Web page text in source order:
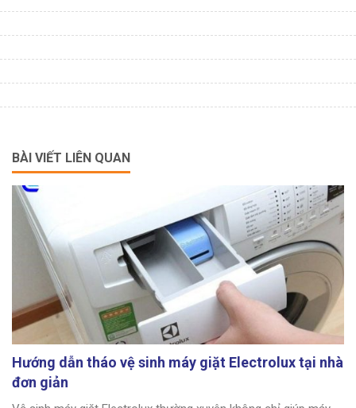
BÀI VIẾT LIÊN QUAN
Hướng dẫn tháo vệ sinh máy giặt Electrolux tại nhà
đơn giản